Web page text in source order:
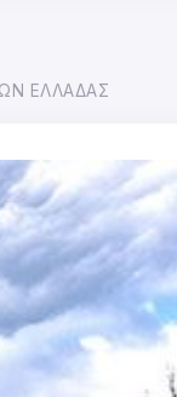
ΕΛΛΑΔΑΣ